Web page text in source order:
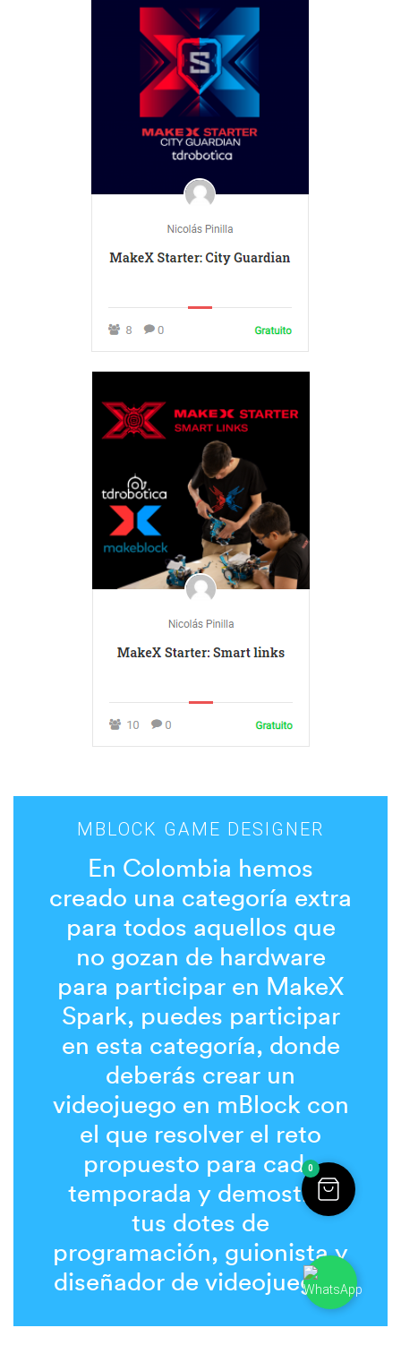
MBLOCK GAME DESIGNER
En Colombia hemos
creado una categoría extra
para todos aquellos que
no gozan de hardware
para participar en MakeX
Spark, puedes participar
en esta categoría, donde
deberás crear un
videojuego en mBlock con
el que resolver el reto
propuesto para cada
temporada y demostrar
tus dotes de
programación, guionista y
diseñador de videojuegos.
0